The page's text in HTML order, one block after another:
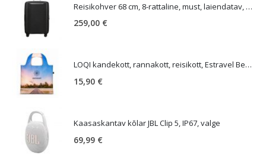
Reisikohver 68 cm, 8-rattaline, must, laiendatav, TSA koodlukk, Samsonite Upscape
259,00 €
LOQI kandekott, rannakott, reisikott, Estravel Beach Bag
15,90 €
Kaasaskantav kõlar JBL Clip 5, IP67, valge
69,99 €